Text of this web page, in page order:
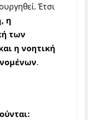
Έτσι
η
των
η νοητική
.